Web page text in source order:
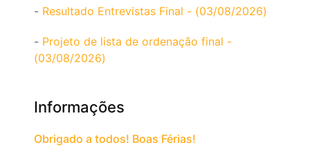
- Resultado Entrevistas Final - (03/08/2026)
- Projeto de lista de ordenação final -
(03/08/2026)
Informações
Obrigado a todos! Boas Férias!